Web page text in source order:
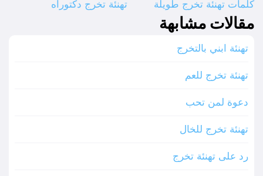
كلمات تهنئة تخرج طويلة تهنئة تخرج دكتوراه
مقالات مشابهة
تهنئة ابني بالتخرج
تهنئة تخرج للعم
دعوة لمن تحب
تهنئة تخرج للخال
رد على تهنئة تخرج